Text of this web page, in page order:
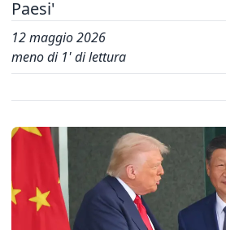
Paesi'
12 maggio 2026
meno di 1' di lettura